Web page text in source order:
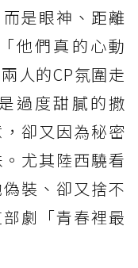
是眼神、距離
他們真的心動
人的CP氛圍走
過度甜膩的撒
卻又因為秘密
尤其陸西驍看
裝、卻又捨不
劇「青春裡最